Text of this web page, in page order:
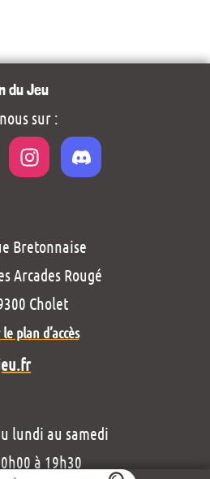
du Jeu
sur :
Bretonnaise
Arcades Rougé
Cholet
plan d’accès
lundi au samedi
à 19h30